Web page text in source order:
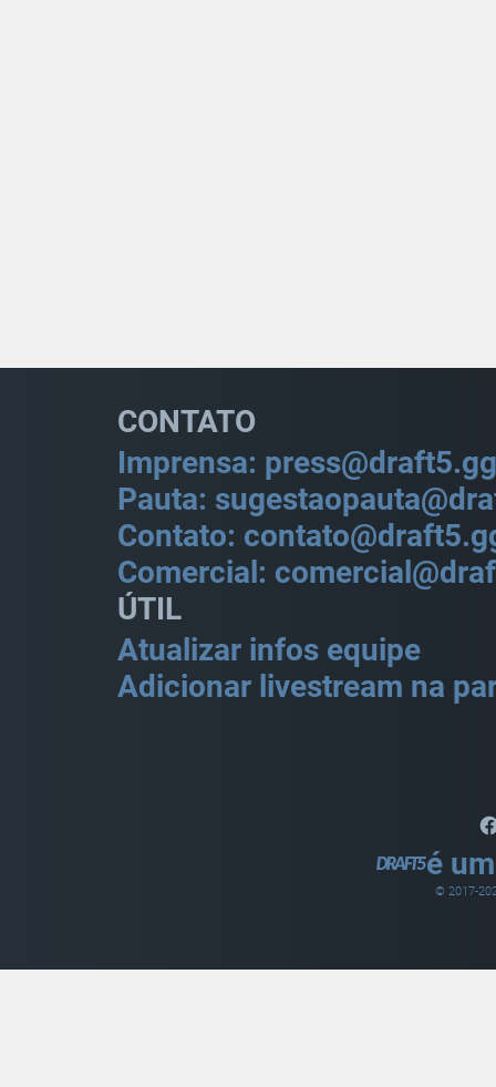
CONTATO
Imprensa: press@draft5.gg
Pauta:
Contato:
Comercial:
ÚTIL
Atualizar infos equipe
Adicionar livestream na
é
© 2017-